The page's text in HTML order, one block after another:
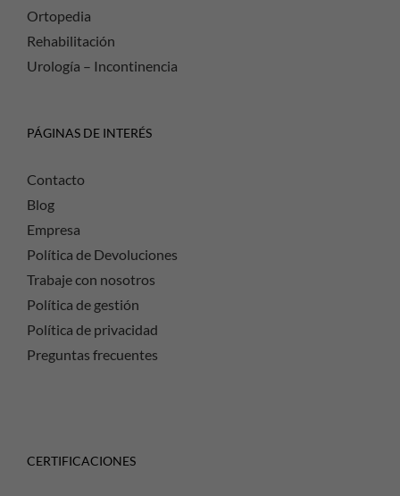
Ortopedia
Rehabilitación
Urología – Incontinencia
PÁGINAS DE INTERÉS
Contacto
Blog
Empresa
Política de Devoluciones
Trabaje con nosotros
Política de gestión
Política de privacidad
Preguntas frecuentes
CERTIFICACIONES